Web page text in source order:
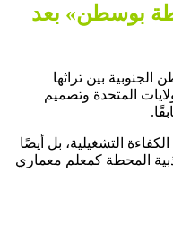
بوسطن» بعد
بين تراثها
المتحدة وتصميم
التشغيلية، بل أيضًا
المحطة كمعلم معماري